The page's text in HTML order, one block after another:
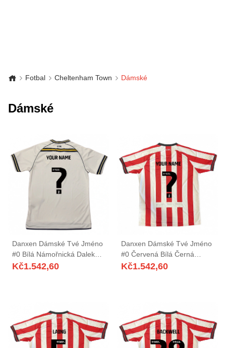
Fotbal Cheltenham Town Dámské
Dámské
Danxen Dámské Tvé Jméno
#0 Bílá Námořnická Daleko
Hráčské Dresy 2025/26 Dres
Kč1.542,60
Danxen Dámské Tvé Jméno
#0 Červená Bílá Černá
Domů Hráčské Dresy
Kč1.542,60